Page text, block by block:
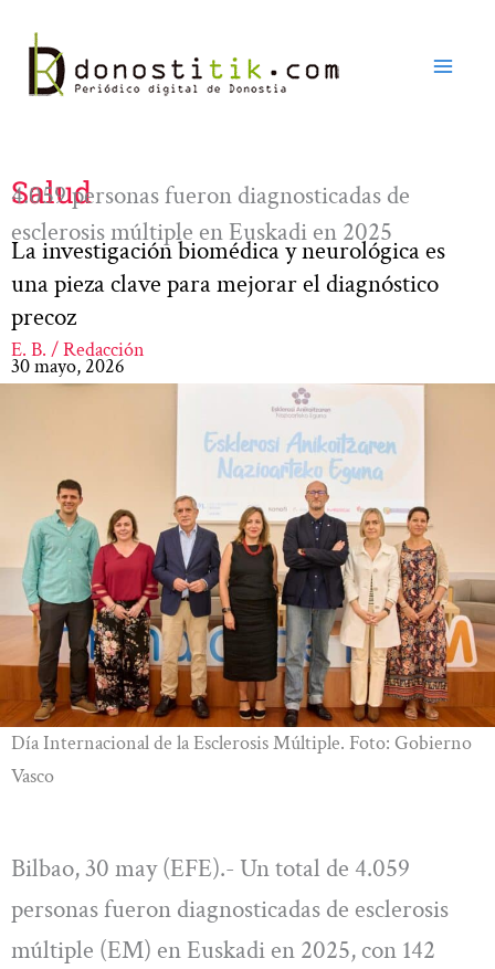
contenido
Salud
4.059 personas fueron diagnosticadas de
esclerosis múltiple en Euskadi en 2025
La investigación biomédica y neurológica es
una pieza clave para mejorar el diagnóstico
precoz
E. B. / Redacción
30 mayo, 2026
Día Internacional de la Esclerosis Múltiple. Foto: Gobierno
Vasco
Bilbao, 30 may (EFE).- Un total de 4.059
personas fueron diagnosticadas de esclerosis
múltiple (EM) en Euskadi en 2025, con 142